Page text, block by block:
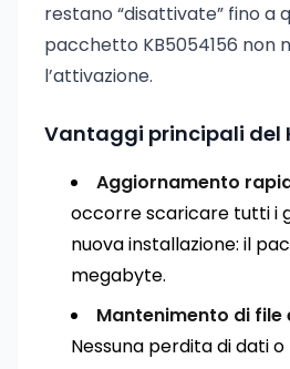
restano “disattivate” fino a
pacchetto KB5054156 non
l’attivazione.
Vantaggi principali del
Aggiornamento
occorre scaricare tutti i
nuova installazione: il
megabyte.
Mantenimento di file
Nessuna perdita di dati